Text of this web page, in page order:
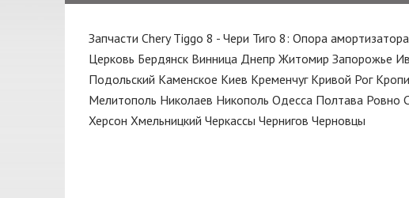
Масло трансмиссионное
Мотор
Накладка
MEYLE
RIDER
Запчасти Chery Tiggo 8 - Чери Тиго 8: Опора
Церковь Бердянск Винница Днепр Житомир Запорожье
Подольский Каменское Киев Кременчуг Кривой Рог
Мелитополь Николаев Никополь Одесса Полтава Ровно
Херсон Хмельницкий Черкассы Чернигов Черновцы